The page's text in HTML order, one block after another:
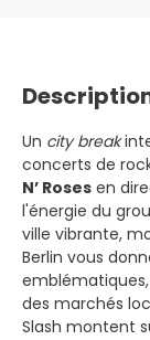
Un city break
concerts de
N’ Roses en
l'énergie du
ville vibrante,
Berlin vous
des marchés
Slash montent